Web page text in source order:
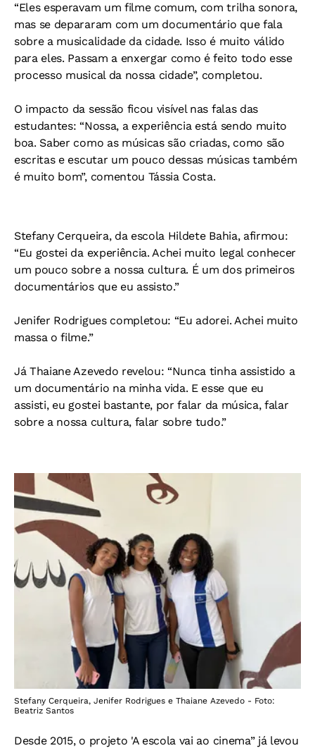
“Eles esperavam um filme comum, com trilha sonora,
mas se depararam com um documentário que fala
sobre a musicalidade da cidade. Isso é muito válido
para eles. Passam a enxergar como é feito todo esse
processo musical da nossa cidade”, completou.
O impacto da sessão ficou visível nas falas das
estudantes:“Nossa, a experiência está sendo muito
boa. Saber como as músicas são criadas, como são
escritas e escutar um pouco dessas músicas também
é muito bom”, comentou Tássia Costa.
Stefany Cerqueira, da escola Hildete Bahia, afirmou:
“Eu gostei da experiência. Achei muito legal conhecer
um pouco sobre a nossa cultura. É um dos primeiros
documentários que eu assisto.”
Jenifer Rodrigues completou: “Eu adorei. Achei muito
massa o filme.”
Já Thaiane Azevedo revelou: “Nunca tinha assistido a
um documentário na minha vida. E esse que eu
assisti, eu gostei bastante, por falar da música, falar
sobre a nossa cultura, falar sobre tudo.”
Stefany Cerqueira, Jenifer Rodrigues e Thaiane Azevedo - Foto:
Beatriz Santos
Desde 2015, o projeto 'A escola vai ao cinema” já levou